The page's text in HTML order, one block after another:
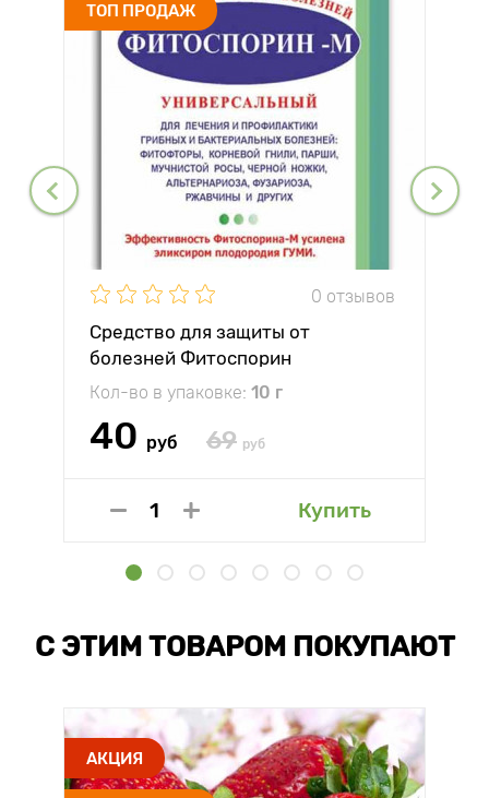
ТОП ПРОДАЖ
0 отзывов
Средство для защиты от
болезней Фитоспорин
Кол-во в упаковке: 10 г
40 руб 69 руб
Купить
С ЭТИМ ТОВАРОМ ПОКУПАЮТ
АКЦИЯ